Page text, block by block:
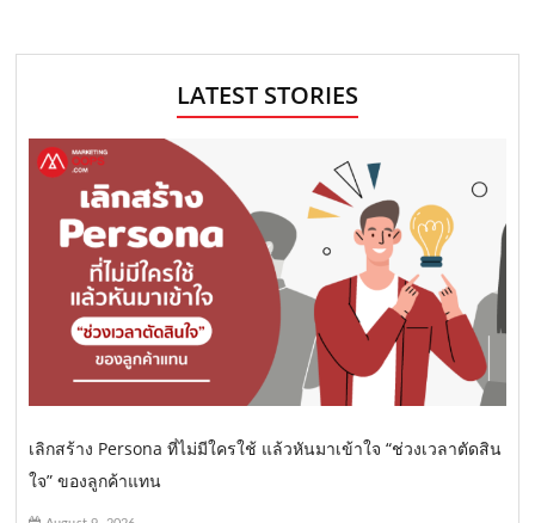
LATEST STORIES
เลิกสร้าง Persona ที่ไม่มีใครใช้ แล้วหันมาเข้าใจ “ช่วงเวลาตัดสิน
ใจ” ของลูกค้าแทน